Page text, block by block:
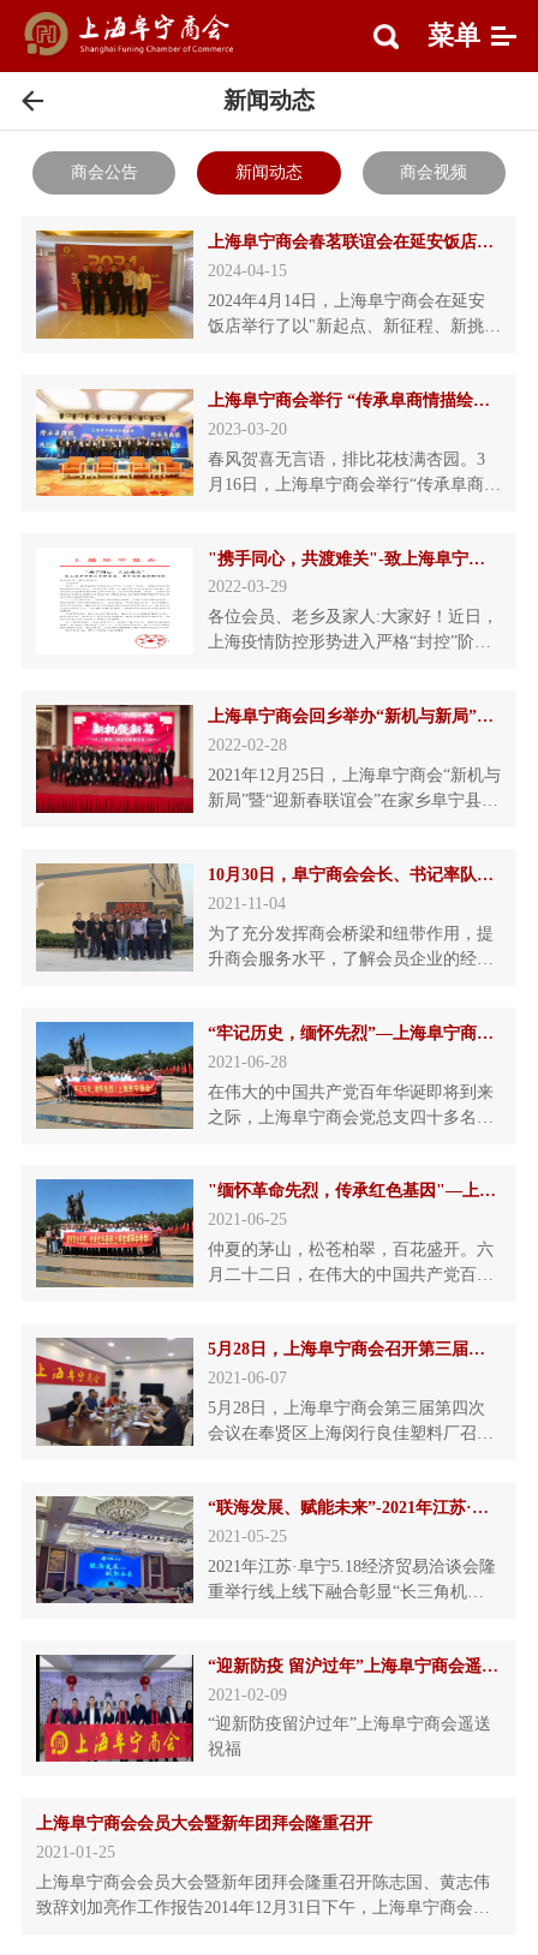
菜单
新闻动态
商会公告 新闻动态 商会视频
上海阜宁商会春茗联谊会在延安饭店隆重举行
2024-04-15
2024年4月14日，上海阜宁商会在延安
饭店举行了以"新起点、新征程、新挑
共计数百人参加了本次盛会，共同分享
友谊、交流经验，展望未来发展。商会
会长、秘书长和特邀嘉宾合影会长曹云
龙致辞本次春茗联谊会以"新起点"为主
上海阜宁商会举行 “传承阜商情描绘浦江新梦想” 交流联谊会
2023-03-20
春风贺喜无言语，排比花枝满杏园。3
月16日，上海阜宁商会举行“传承阜商
人大代表、国家女子足球队主教练水庆
霞，阜宁县有关领导，上海阜宁商会会
长、执行会长、副会长以及部分会员
200人左右参加了本次联谊会。大家欢
"携手同心，共渡难关"-致上海阜宁商会全体会员、老乡及家属的慰问信
2022-03-29
各位会员、老乡及家人:大家好！近日，
上海疫情防控形势进入严格“封控”阶
影响，部分会员企业甚至处于停工停产
状态，经济损失严重。在此，上海阜宁
商会会长曹云龙携全体商会同仁代表商
会，向受疫情影响的所有会员单位表示
上海阜宁商会回乡举办“新机与新局”暨“迎新春联谊会”
2022-02-28
2021年12月25日，上海阜宁商会“新机与
新局”暨“迎新春联谊会”在家乡阜宁县天
领导、阜宁县领导应邀出席，首先曹云
龙会长向各位来宾的到来表示热烈的欢
迎，并代表商会隆重欢迎新加入会员。
曹会长总结报告了2021年商会工作开展
10月30日，阜宁商会会长、书记率队“走访会员，考察企业，共叙乡情”
2021-11-04
为了充分发挥商会桥梁和纽带作用，提
升商会服务水平，了解会员企业的经营
企业发展中遇到的瓶颈，10月30日，上
海阜宁商会会长曹云龙、党支部书记陈
当恩、办公室主任曹屯良、执行会长戴
明楼、常务会长刘俊、魏高耀、曹孝
“牢记历史，缅怀先烈”—上海阜宁商会党总支庆祝建党百年“红色之旅”茅山之行
2021-06-28
在伟大的中国共产党百年华诞即将到来
之际，上海阜宁商会党总支四十多名党
茅山革命老区，回顾当年陈毅等革命先
烈曾驻扎的红色基地，了解革命先烈先
进事迹，缅怀革命先烈，重温入党誓
词，传承红色基因，表彰奖励先进党
"缅怀革命先烈，传承红色基因"—上海盐城商会党委庆祝建党百年暨七一表彰活动在茅山举行
2021-06-25
仲夏的茅山，松苍柏翠，百花盛开。六
月二十二日，在伟大的中国共产党百年
当恩率领下，来到句容茅山老区，缅怀
革命先烈，重温入党誓词，传承红色基
因，表彰奖励先进，不忘初心，振奋精
神，砥砺前行。
5月28日，上海阜宁商会召开第三届第四次会议
2021-06-07
5月28日，上海阜宁商会第三届第四次
会议在奉贤区上海闵行良佳塑料厂召
等多位常务会长参加本次会议。会议由
曹云龙会长主持。会议分五个议程，首
先曹会长向新入会的会长上海洲凯物流
有限公司董事长魏高耀先生的加入表示
“联海发展、赋能未来”-2021年江苏·阜宁5.18经济贸易洽谈会隆重举行
2021-05-25
2021年江苏·阜宁5.18经济贸易洽谈会隆
重举行线上线下融合彰显“长三角机
（以下简称5·18经贸会），于5月18-
5.19日在阜宁天鹅湖国际大酒店隆重举
行。除举办大会开幕式、项目签约等活
动外，还将举办多场高端会议、专题对
“迎新防疫 留沪过年”上海阜宁商会遥送祝福
2021-02-09
“迎新防疫留沪过年”上海阜宁商会遥送
祝福
上海阜宁商会会员大会暨新年团拜会隆重召开
2021-01-25
上海阜宁商会会员大会暨新年团拜会隆重召开陈志国、黄志伟
致辞刘加亮作工作报告2014年12月31日下午，上海阜宁商会会